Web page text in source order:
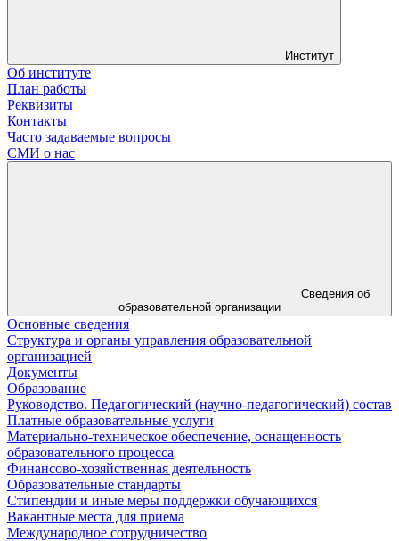
Институт
Об институте
План работы
Реквизиты
Контакты
Часто задаваемые вопросы
СМИ о нас
Сведения об
образовательной организации
Основные сведения
Структура и органы управления образовательной
организацией
Документы
Образование
Руководство. Педагогический (научно-педагогический) состав
Платные образовательные услуги
Материально-техническое обеспечение, оснащенность
образовательного процесса
Финансово-хозяйственная деятельность
Образовательные стандарты
Стипендии и иные меры поддержки обучающихся
Вакантные места для приема
Международное сотрудничество